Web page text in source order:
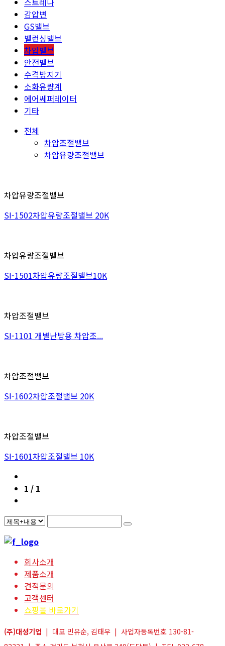
감압변
GS밸브
밸런싱밸브
차압밸브
안전밸브
수격방지기
소화유량계
에어쎄퍼레이터
기타
전체
차압조절밸브
차압유량조절밸브
차압유량조절밸브
SI-1502차압유량조절밸브 20K
차압유량조절밸브
SI-1501차압유량조절밸브10K
차압조절밸브
SI-1101 개별난방용 차압조...
차압조절밸브
SI-1602차압조절밸브 20K
차압조절밸브
SI-1601차압조절밸브 10K
1 / 1
회사소개
제품소개
견적문의
고객센터
쇼핑몰 바로가기
(주)대성기업 | 대표 민유순, 김태우 | 사업자등록번호 130-81-